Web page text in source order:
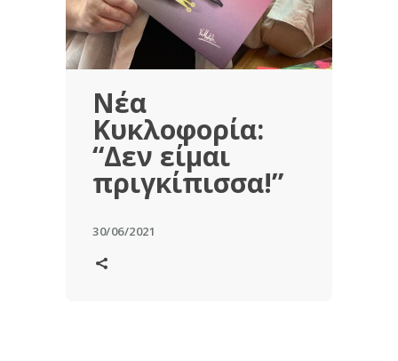
Νέα
Κυκλοφορία:
“Δεν είμαι
πριγκίπισσα!”
30/06/2021